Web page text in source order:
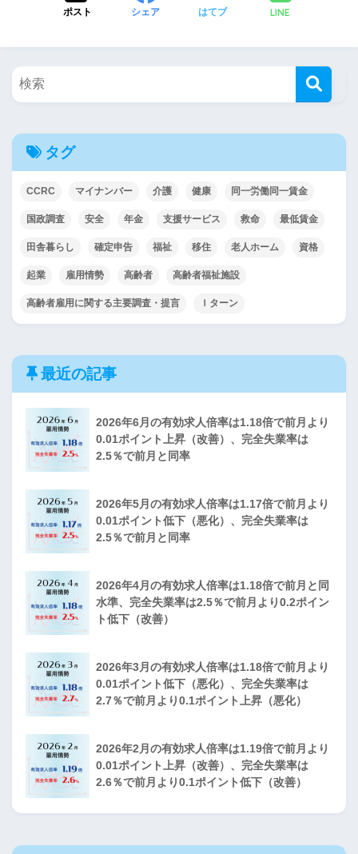
ポスト シェア はてブ LINE
タグ
CCRC マイナンバー 介護 健康 同一労働同一賃金
国政調査 安全 年金 支援サービス 救命 最低賃金
田舎暮らし 確定申告 福祉 移住 老人ホーム 資格
起業 雇用情勢 高齢者 高齢者福祉施設
高齢者雇用に関する主要調査・提言 Ｉターン
最近の記事
2026年6月の有効求人倍率は1.18倍で前月より
0.01ポイント上昇（改善）、完全失業率は
2.5％で前月と同率
2026年5月の有効求人倍率は1.17倍で前月より
0.01ポイント低下（悪化）、完全失業率は
2.5％で前月と同率
2026年4月の有効求人倍率は1.18倍で前月と同
水準、完全失業率は2.5％で前月より0.2ポイン
ト低下（改善）
2026年3月の有効求人倍率は1.18倍で前月より
0.01ポイント低下（悪化）、完全失業率は
2.7％で前月より0.1ポイント上昇（悪化）
2026年2月の有効求人倍率は1.19倍で前月より
0.01ポイント上昇（改善）、完全失業率は
2.6％で前月より0.1ポイント低下（改善）